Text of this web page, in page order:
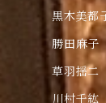
黒木美都
勝田麻子
草羽揺二
川村千紘